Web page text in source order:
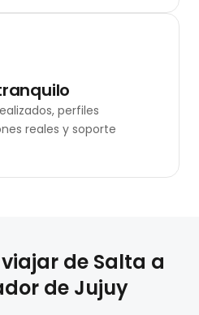
perfiles
reales y soporte
viajar de Salta a
de Jujuy